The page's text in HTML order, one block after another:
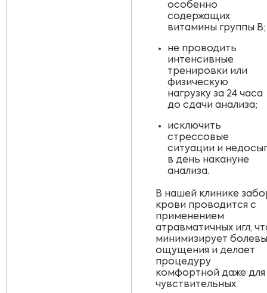
особенно
содержащих
витамины группы B;
не проводить
интенсивные
тренировки или
физическую
нагрузку за 24 часа
до сдачи анализа;
исключить
стрессовые
ситуации и
в день накануне
анализа.
В нашей клинике
крови проводится с
применением
атравматичных игл,
минимизирует
ощущения и делает
процедуру
комфортной даже для
чувствительных